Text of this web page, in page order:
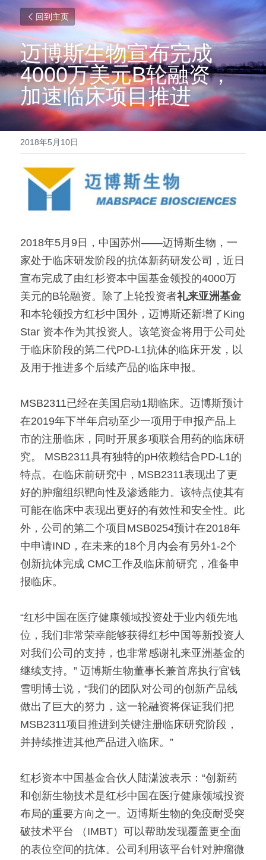
回到主页
迈博斯生物宣布完成
4000万美元B轮融资，
加速临床项目推进
2018年5月10日
2018年5月9日，中国苏州——迈博斯生物，一
家处于临床研发阶段的抗体新药研发公司，近日
宣布完成了由红杉资本中国基金领投的4000万
美元的B轮融资。除了上轮投资者礼来亚洲基金
和本轮领投方红杉中国外，迈博斯还新增了King
Star 资本作为其投资人。该笔资金将用于公司处
于临床阶段的第二代PD-L1抗体的临床开发，以
及用于推进多个后续产品的临床申报。
MSB2311已经在美国启动1期临床。迈博斯预计
在2019年下半年启动至少一项用于申报产品上
市的注册临床，同时开展多项联合用药的临床研
究。 MSB2311具有独特的pH依赖结合PD-L1的
特点。在临床前研究中，MSB2311表现出了更
好的肿瘤组织靶向性及渗透能力。该特点使其有
可能在临床中表现出更好的有效性和安全性。此
外，公司的第二个项目MSB0254预计在2018年
中申请IND，在未来的18个月内会有另外1-2个
创新抗体完成 CMC工作及临床前研究，准备申
报临床。
“红杉中国在医疗健康领域投资处于业内领先地
位，我们非常荣幸能够获得红杉中国等新投资人
对我们公司的支持，也非常感谢礼来亚洲基金的
继续支持。” 迈博斯生物董事长兼首席执行官钱
雪明博士说，“我们的团队对公司的创新产品线
做出了巨大的努力，这一轮融资将保证我们把
MSB2311项目推进到关键注册临床研究阶段，
并持续推进其他产品进入临床。”
红杉资本中国基金合伙人陆潇波表示：“创新药
和创新生物技术是红杉中国在医疗健康领域投资
布局的重要方向之一。迈博斯生物的免疫耐受突
破技术平台 （IMBT）可以帮助发现覆盖更全面
的表位空间的抗体。公司利用该平台针对肿瘤微